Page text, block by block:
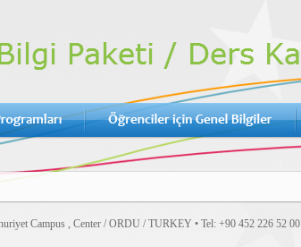
Campus , Center / ORDU / TURKEY • Tel: +90 452 226 52 00